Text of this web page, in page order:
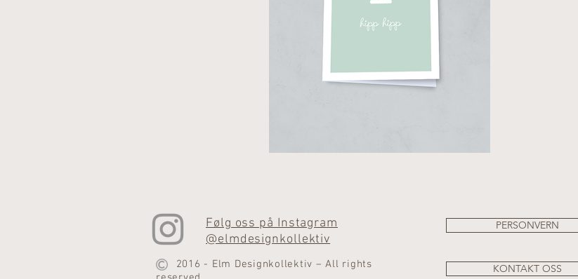
Følg oss på Instagram
@elmdesignkollektiv
2016 - Elm Designkollektiv – All rights
PERSONVERN
KONTAKT OSS